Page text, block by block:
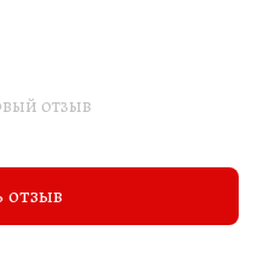
отзыв
отзыв